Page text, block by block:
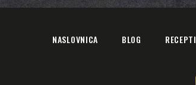
NASLOVNICA BLOG RECEPTI